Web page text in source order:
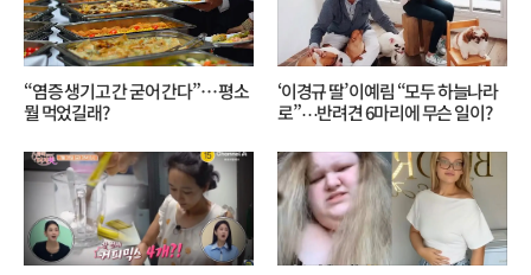
“염증 생기고 간 굳어 간다”… 평소
뭘 먹었길래?
‘이경규 딸’ 이예림 “모두 하늘나라
로”⋯반려견 6마리에 무슨 일이?